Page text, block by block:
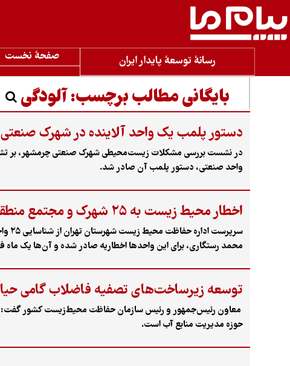
رسانۀ توسعۀ پایدار ایران صفحۀ نخست
بایگانی مطالب برچسب:آلودگی
دستور پلمب یک واحد آلاینده در شهرک
در نشست بررسی مشکلات زیست‌محیطی شهرک صنعتی چرمشهر، بر
واحد صنعتی، دستور پلمب آن صادر شد.
اخطار محیط زیست به ۲۵ شهرک و مجتمع منطقه ۲۲ تهران
محمد رستگاری، برای این واحدها اخطاریه صادر شده و آن‌ها یک
توسعه زیرساخت‌های تصفیه فاضلاب گامی
معاون رئیس‌جمهور و رئیس سازمان حفاظت محیط‌زیست کشور گفت:
حوزه مدیریت منابع آب است.